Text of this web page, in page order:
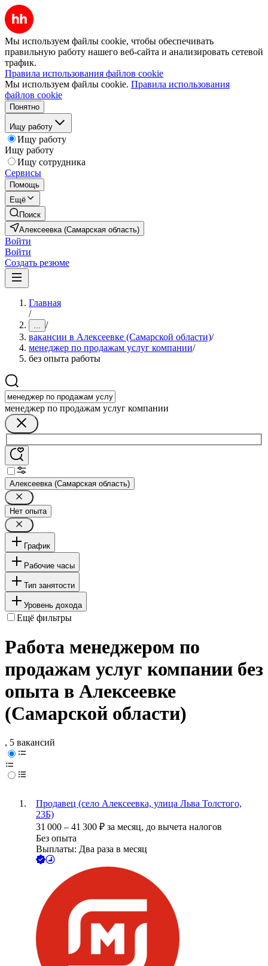
Мы используем файлы cookie, чтобы обеспечивать
правильную работу нашего веб-сайта и анализировать сетевой
трафик.
Правила использования файлов cookie
Мы используем файлы cookie. Правила использования
файлов cookie
Понятно
Ищу работу
Ищу работу
Ищу работу
Ищу сотрудника
Сервисы
Помощь
Ещё
Поиск
Алексеевка (Самарская область)
Войти
Войти
Создать резюме
Главная
/
... /
вакансии в Алексеевке (Самарской области)/
менеджер по продажам услуг компании/
без опыта работы
менеджер по продажам услуг компании
Алексеевка (Самарская область)
Нет опыта
График
Рабочие часы
Тип занятости
Уровень дохода
Ещё фильтры
Работа менеджером по
продажам услуг компании без
опыта в Алексеевке
(Самарской области)
, 5 вакансий
Продавец (село Алексеевка, улица Льва Толстого,
23Б)
31 000 – 41 300 ₽ за месяц, до вычета налогов
Без опыта
Выплаты: Два раза в месяц